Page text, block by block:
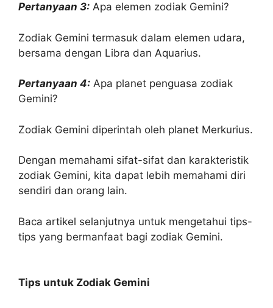
Pertanyaan 3: Apa elemen zodiak Gemini?
Zodiak Gemini termasuk dalam elemen udara,
bersama dengan Libra dan Aquarius.
Pertanyaan 4: Apa planet penguasa zodiak
Gemini?
Zodiak Gemini diperintah oleh planet Merkurius.
Dengan memahami sifat-sifat dan karakteristik
zodiak Gemini, kita dapat lebih memahami diri
sendiri dan orang lain.
Baca artikel selanjutnya untuk mengetahui tips-
tips yang bermanfaat bagi zodiak Gemini.
Tips untuk Zodiak Gemini